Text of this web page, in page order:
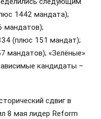
1442 мандата);
мандатов);
(плюс 151 мандат);
мандатов); «Зелёные»
кандидаты –
сдвиг в
8 мая лидер Reform